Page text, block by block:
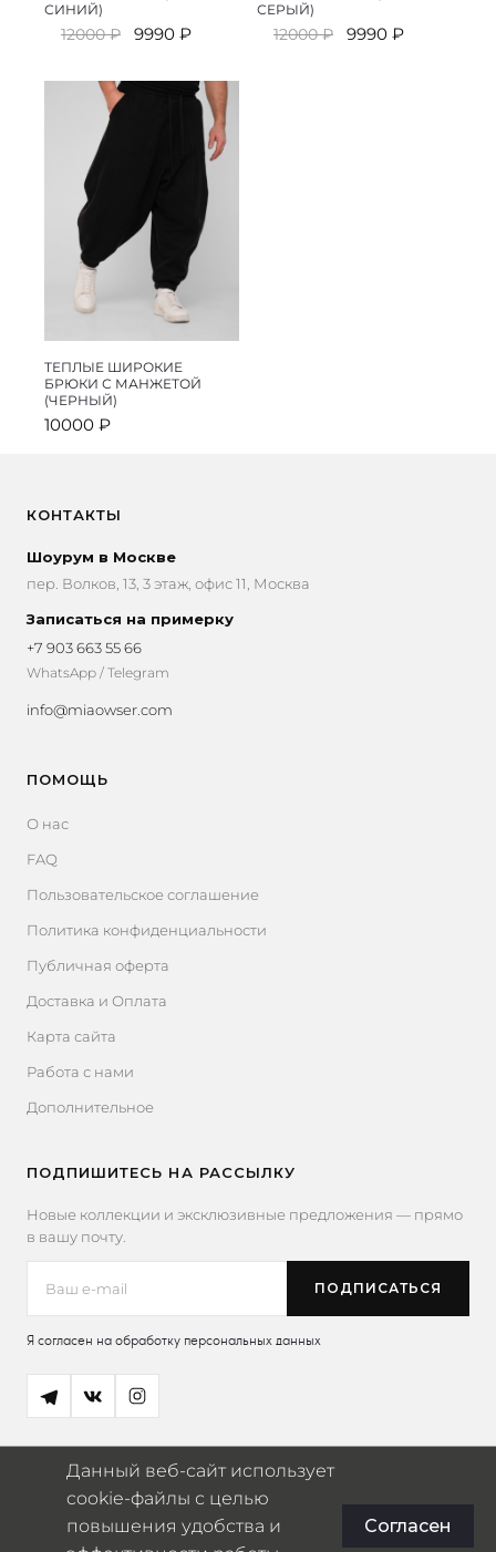
СИНИЙ)
12000₽
Первоначальная
составляла
12000 ₽.
9990 ₽Текущая
9990 ₽.
СЕРЫЙ)
12000₽
Первоначальная
9990 ₽Текущая
ТЕПЛЫЕ ШИРОКИЕ
БРЮКИ С МАНЖЕТОЙ
(ЧЕРНЫЙ)
10000 ₽
КОНТАКТЫ
Шоурум в Москве
пер. Волков, 13, 3 этаж, офис 11, Москва
Записаться на примерку
+7 903 663 55 66
WhatsApp / Telegram
info@miaowser.com
ПОМОЩЬ
О нас
FAQ
Пользовательское соглашение
Политика конфиденциальности
Публичная оферта
Доставка и Оплата
Карта сайта
Работа с нами
Дополнительное
ПОДПИШИТЕСЬ НА РАССЫЛКУ
Новые коллекции и эксклюзивные предложения — прямо
в вашу почту.
Я согласен на обработку персональных данных
© 2026 Miaowser
ИП Югай Владислав Александрович · ИНН: 770375613841 ·
Данный веб-сайт использует
cookie-файлы с целью
повышения удобства и
Согласен